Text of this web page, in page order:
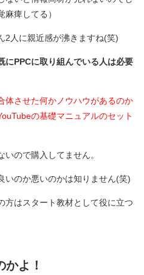
麻痺してる）
2人に親近感が沸きますね(笑)
にPPCに取り組んでいる人は必要
体させた何かノウハウがあるのか
の基礎マニュアルのセット
いので購入してません。
いのか悪いのかは知りません(笑)
方はスタート教材として役に立つ
よ！